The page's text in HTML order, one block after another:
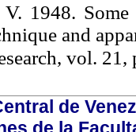
1948.
and
vol. 21,
de